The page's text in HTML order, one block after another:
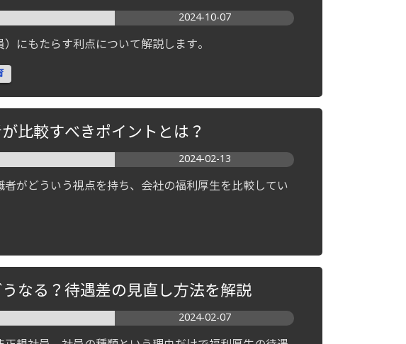
2024-10-07
にもたらす利点について解説します。
比較すべきポイントとは？
2024-02-13
者がどういう視点を持ち、会社の福利厚生を比較してい
なる？待遇差の見直し方法を解説
2024-02-07